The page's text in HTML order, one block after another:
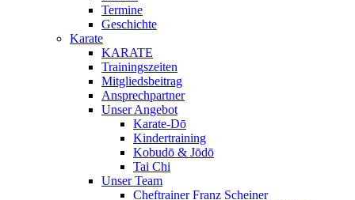
Termine
Geschichte
Karate
KARATE
Trainingszeiten
Mitgliedsbeitrag
Ansprechpartner
Unser Angebot
Karate-Dō
Kindertraining
Kobudō & Jōdō
Tai Chi
Unser Team
Cheftrainer Franz Scheiner